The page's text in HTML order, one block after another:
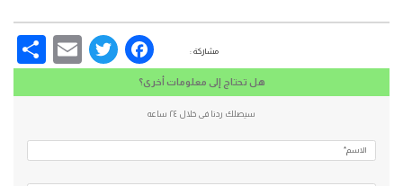
مشاركة : Facebook
Twitter
هل تحتاج إلى معلومات أخرى؟
سيصلك ردنا فى خلال ٢٤ ساعه
الاسم*